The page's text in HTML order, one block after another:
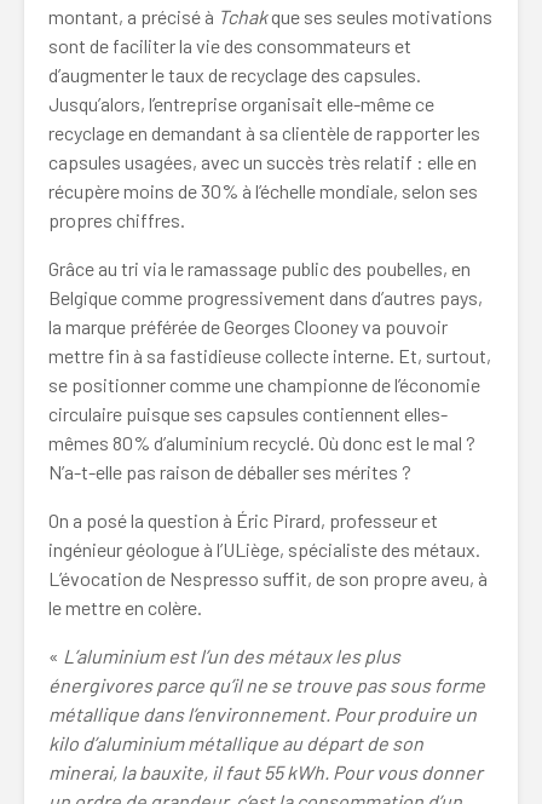
montant, a précisé à Tchakque ses seules motivations
sont de faciliter la vie des consommateurs et
d’augmenter le taux de recyclage des capsules.
Jusqu’alors, l’entreprise organisait elle-même ce
recyclage en demandant à sa clientèle de rapporter les
capsules usagées, avec un succès très relatif : elle en
récupère moins de 30% à l’échelle mondiale, selon ses
propres chiffres.
Grâce au tri via le ramassage public des poubelles, en
Belgique comme progressivement dans d’autres pays,
la marque préférée de Georges Clooney va pouvoir
mettre fin à sa fastidieuse collecte interne. Et, surtout,
se positionner comme une championne de l’économie
circulaire puisque ses capsules contiennent elles-
mêmes 80% d’aluminium recyclé. Où donc est le mal ?
N’a-t-elle pas raison de déballer ses mérites ?
On a posé la question à Éric Pirard, professeur et
ingénieur géologue à l’ULiège, spécialiste des métaux.
L’évocation de Nespresso suffit, de son propre aveu, à
le mettre en colère.
« L’aluminium est l’un des métaux les plus
énergivores parce qu’il ne se trouve pas sous forme
métallique dans l’environnement. Pour produire un
kilo d’aluminium métallique au départ de son
minerai, la bauxite, il faut 55 kWh. Pour vous donner